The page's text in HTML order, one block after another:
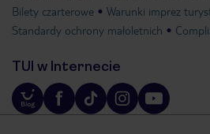
Bilety czarterowe
Warunki imprez
Standardy ochrony małoletnich
TUI w Internecie